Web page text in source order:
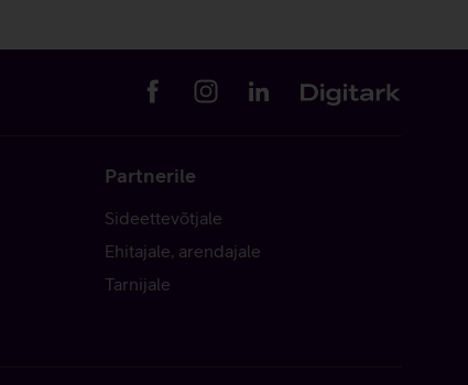
Partnerile
Sideettevõtjale
Ehitajale, arendajale
Tarnijale